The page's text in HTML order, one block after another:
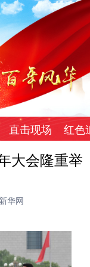
直击现场 红色
大会隆重举
华网